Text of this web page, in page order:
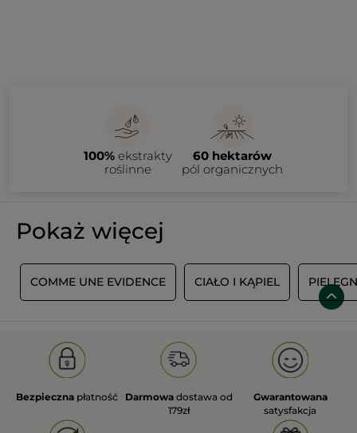
100% ekstrakty
roślinne
60 hektarów
pól organicznych
Pokaż więcej
COMME UNE EVIDENCE CIAŁO I KĄPIEL
Bezpieczna płatność Darmowa dostawa od
179zł
Gwarantowana
satysfakcja